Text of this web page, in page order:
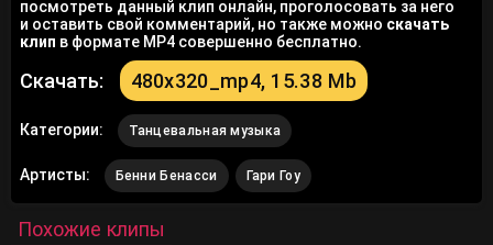
посмотреть данный клип онлайн, проголосовать за него
и оставить свой комментарий, но также можно скачать
клип в формате MP4 совершенно бесплатно.
Скачать: 480x320_mp4, 15.38 Mb
Категории: Танцевальная музыка
Артисты: Бенни Бенасси Гари Гоу
Похожие клипы